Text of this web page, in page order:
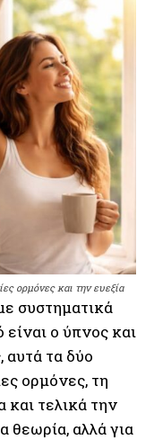
ορμόνες και την ευεξία
συστηματικά
ο ύπνος και
τα δύο
ορμόνες, τη
και τελικά την
θεωρία, αλλά για